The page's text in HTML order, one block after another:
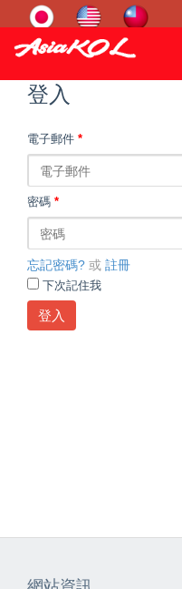
登入
電子郵件 *
密碼 *
忘記密碼? 或 註冊
下次記住我
登入